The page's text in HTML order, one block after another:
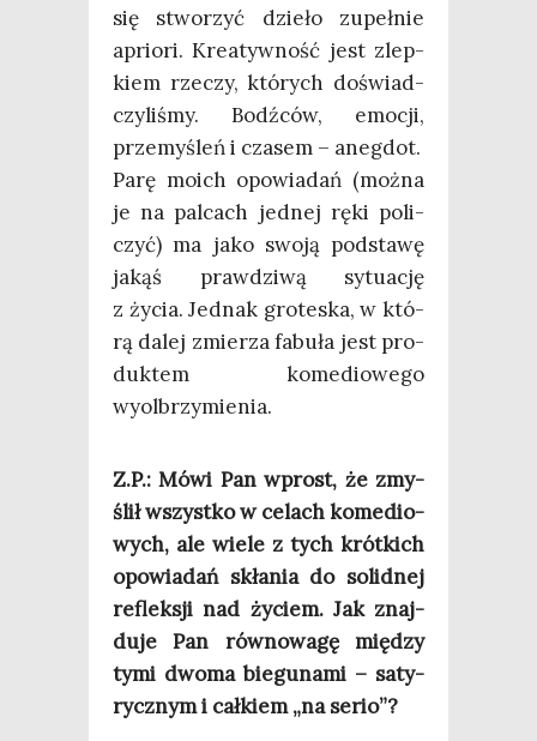
się stwo­rzyć dzie­ło zupeł­nie
aprio­ri. Kre­atyw­ność jest zlep­
kiem rze­czy, któ­rych doświad­
czy­li­śmy. Bodź­ców, emo­cji,
prze­my­śleń i cza­sem – aneg­dot.
Parę moich opo­wia­dań (moż­na
je na pal­cach jed­nej ręki poli­
czyć) ma jako swo­ją pod­sta­wę
jakąś praw­dzi­wą sytu­ację
z życia. Jed­nak gro­te­ska, w któ­
rą dalej zmie­rza fabu­ła jest pro­
duk­tem kome­dio­we­go
wyolbrzymienia.
Z.P.: Mówi Pan wprost, że zmy­
ślił wszyst­ko w celach kome­dio­
wych, ale wie­le z tych krót­kich
opo­wia­dań skła­nia do solid­nej
reflek­sji nad życiem. Jak znaj­
du­je Pan rów­no­wa­gę mię­dzy
tymi dwo­ma bie­gu­na­mi – saty­
rycz­nym i cał­kiem „na serio”?